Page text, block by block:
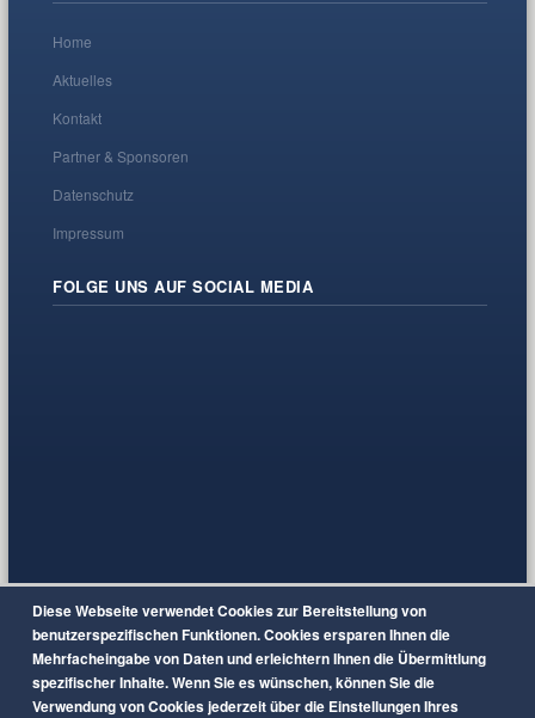
Home
Aktuelles
Kontakt
Partner & Sponsoren
Datenschutz
Impressum
FOLGE UNS AUF SOCIAL MEDIA
Diese Webseite verwendet Cookies zur Bereitstellung von
benutzerspezifischen Funktionen. Cookies ersparen Ihnen die
Mehrfacheingabe von Daten und erleichtern Ihnen die Übermittlung
spezifischer Inhalte. Wenn Sie es wünschen, können Sie die
Verwendung von Cookies jederzeit über die Einstellungen Ihres